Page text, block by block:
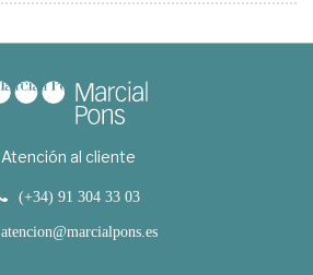
Atención al cliente
(+34) 91 304 33 03
atencion@marcialpons.es